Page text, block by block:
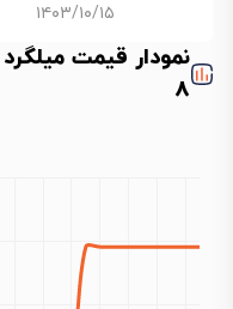
۱۴۰۳/۱۰/۱۵
8